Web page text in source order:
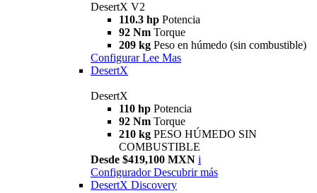
DesertX V2
110.3 hp Potencia
92 Nm Torque
209 kg Peso en húmedo (sin combustible)
Configurar Lee Mas
DesertX
DesertX
110 hp Potencia
92 Nm Torque
210 kg PESO HÚMEDO SIN
COMBUSTIBLE
Desde $419,100 MXN i
Configurador Descubrir más
DesertX Discovery